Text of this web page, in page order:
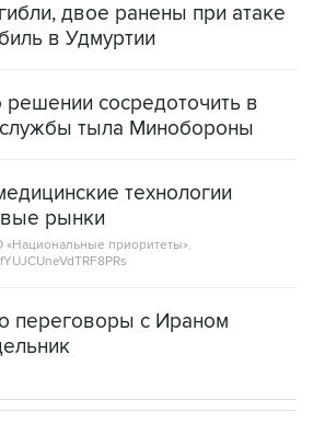
двое ранены при атаке
в Удмуртии
сосредоточить в
службы тыла Минобороны
технологии
рынки
приоритеты».
переговоры с Ираном